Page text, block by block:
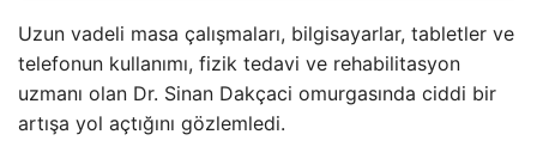
Uzun vadeli masa çalışmaları, bilgisayarlar, tabletler ve
telefonun kullanımı, fizik tedavi ve rehabilitasyon
uzmanı olan Dr. Sinan Dakçaci omurgasında ciddi bir
artışa yol açtığını gözlemledi.